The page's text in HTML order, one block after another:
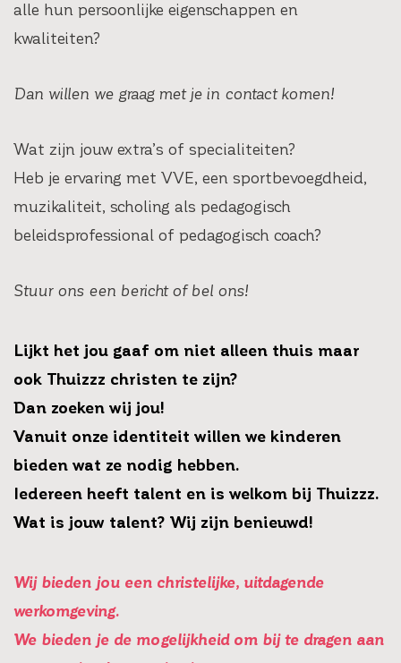
alle hun persoonlijke eigenschappen en
kwaliteiten?
Dan willen we graag met je in contact komen!
Wat zijn jouw extra’s of specialiteiten?
Heb je ervaring met VVE, een sportbevoegdheid,
muzikaliteit, scholing als pedagogisch
beleidsprofessional of pedagogisch coach?
Stuur ons een bericht of bel ons!
Lijkt het jou gaaf om niet alleen thuis maar
ook Thuizzz christen te zijn?
Dan zoeken wij jou!
Vanuit onze identiteit willen we kinderen
bieden wat ze nodig hebben.
Iedereen heeft talent en is welkom bij Thuizzz.
Wat is jouw talent? Wij zijn benieuwd!
Wij bieden jou een christelijke, uitdagende
werkomgeving.
We bieden je de mogelijkheid om bij te dragen aan